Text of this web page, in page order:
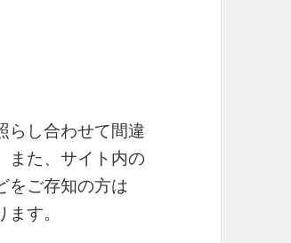
らし合わせて間違
また、サイト内の
をご存知の方は
す。